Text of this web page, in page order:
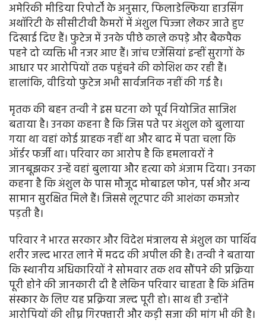
अमेरिकी मीडिया रिपोर्टों के अनुसार, फिलाडेल्फिया हाउसिंग
अथॉरिटी के सीसीटीवी कैमरों में अंशुल पिज्जा लेकर जाते हुए
दिखाई दिए हैं। फुटेज में उनके पीछे काले कपड़े और बैकपैक
पहने दो व्यक्ति भी नजर आए हैं। जांच एजेंसियां इन्हीं सुरागों के
आधार पर आरोपियों तक पहुंचने की कोशिश कर रही हैं।
हालांकि, वीडियो फुटेज अभी सार्वजनिक नहीं की गई है।
मृतक की बहन तन्वी ने इस घटना को पूर्व नियोजित साजिश
बताया है। उनका कहना है कि जिस पते पर अंशुल को बुलाया
गया था वहां कोई ग्राहक नहीं था और बाद में पता चला कि
ऑर्डर फर्जी था। परिवार का आरोप है कि हमलावरों ने
जानबूझकर उन्हें वहां बुलाया और हत्या को अंजाम दिया। उनका
कहना है कि अंशुल के पास मौजूद मोबाइल फोन, पर्स और अन्य
सामान सुरक्षित मिले हैं। जिससे लूटपाट की आशंका कमजोर
पड़ती है।
परिवार ने भारत सरकार और विदेश मंत्रालय से अंशुल का पार्थिव
शरीर जल्द भारत लाने में मदद की अपील की है। तन्वी ने बताया
कि स्थानीय अधिकारियों ने सोमवार तक शव सौंपने की प्रक्रिया
पूरी होने की जानकारी दी है लेकिन परिवार चाहता है कि अंतिम
संस्कार के लिए यह प्रक्रिया जल्द पूरी हो। साथ ही उन्होंने
आरोपियों की शीघ्र गिरफ्तारी और कड़ी सजा की मांग भी की है।